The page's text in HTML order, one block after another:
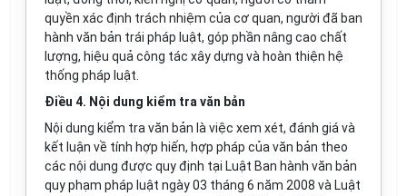
quyền xác định trách nhiệm của cơ quan, người đã ban
hành văn bản trái pháp luật, góp phần nâng cao chất
lượng, hiệu quả công tác xây dựng và hoàn thiện hệ
thống pháp luật.
Điều 4. Nội dung kiểm tra văn bản
Nội dung kiểm tra văn bản là việc xem xét, đánh giá và
kết luận về tính hợp hiến, hợp pháp của văn bản theo
các nội dung được quy định tại Luật Ban hành văn bản
quy phạm pháp luật ngày 03 tháng 6 năm 2008 và Luật